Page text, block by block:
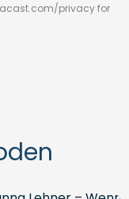
acast.com/privacyfor